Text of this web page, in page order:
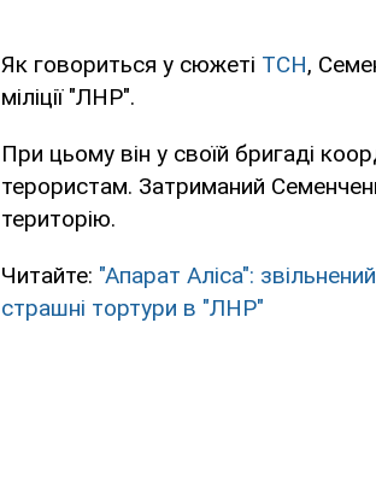
Як говориться у сюжеті ТСН,
міліції "ЛНР".
При цьому він у своїй бригаді
терористам. Затриманий
територію.
Читайте: "Апарат Аліса":
страшні тортури в "ЛНР"